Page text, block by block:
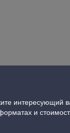
интересующий
и